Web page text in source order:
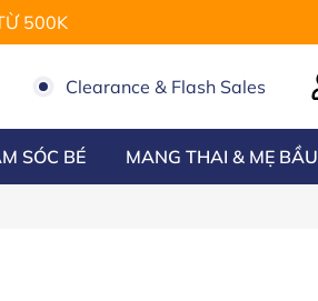
500K
Clearance & Flash Sales
SÓC BÉ MANG THAI & MẸ BẦU